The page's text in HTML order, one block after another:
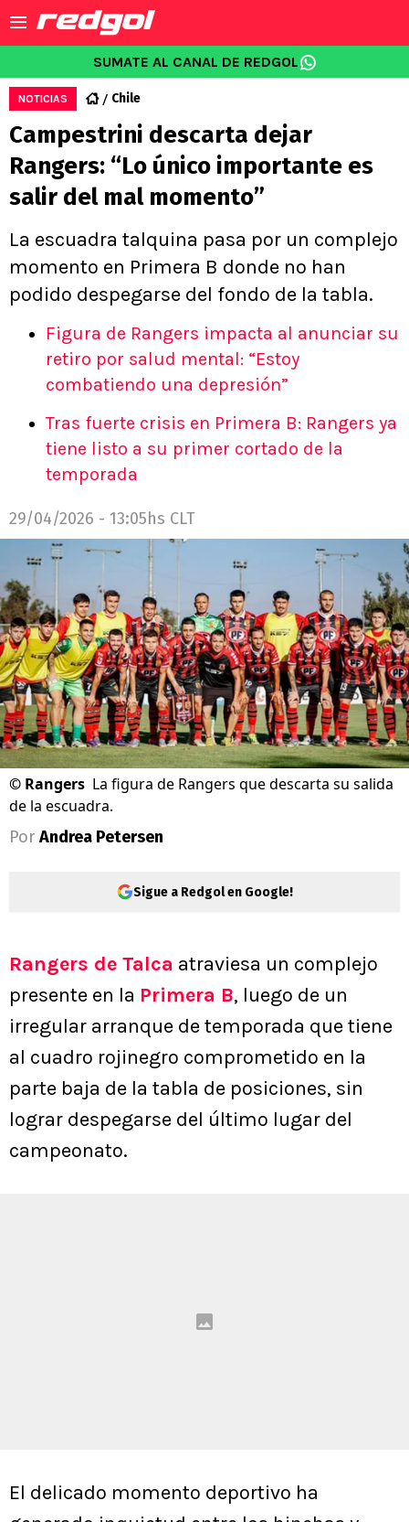
SUMATE AL CANAL DE REDGOL
NOTICIAS Chile
Campestrini descarta dejar
Rangers: “Lo único importante es
salir del mal momento”
La escuadra talquina pasa por un complejo
momento en Primera B donde no han
podido despegarse del fondo de la tabla.
Figura de Rangers impacta al anunciar su
retiro por salud mental: “Estoy
combatiendo una depresión”
Tras fuerte crisis en Primera B: Rangers ya
tiene listo a su primer cortado de la
temporada
29/04/2026 - 13:05hs CLT
© Rangers La figura de Rangers que descarta su salida
de la escuadra.
Por Andrea Petersen
Sigue a Redgol en Google!
Rangers de Talca atraviesa un complejo
presente en la Primera B, luego de un
irregular arranque de temporada que tiene
al cuadro rojinegro comprometido en la
parte baja de la tabla de posiciones, sin
lograr despegarse del último lugar del
campeonato.
El delicado momento deportivo ha